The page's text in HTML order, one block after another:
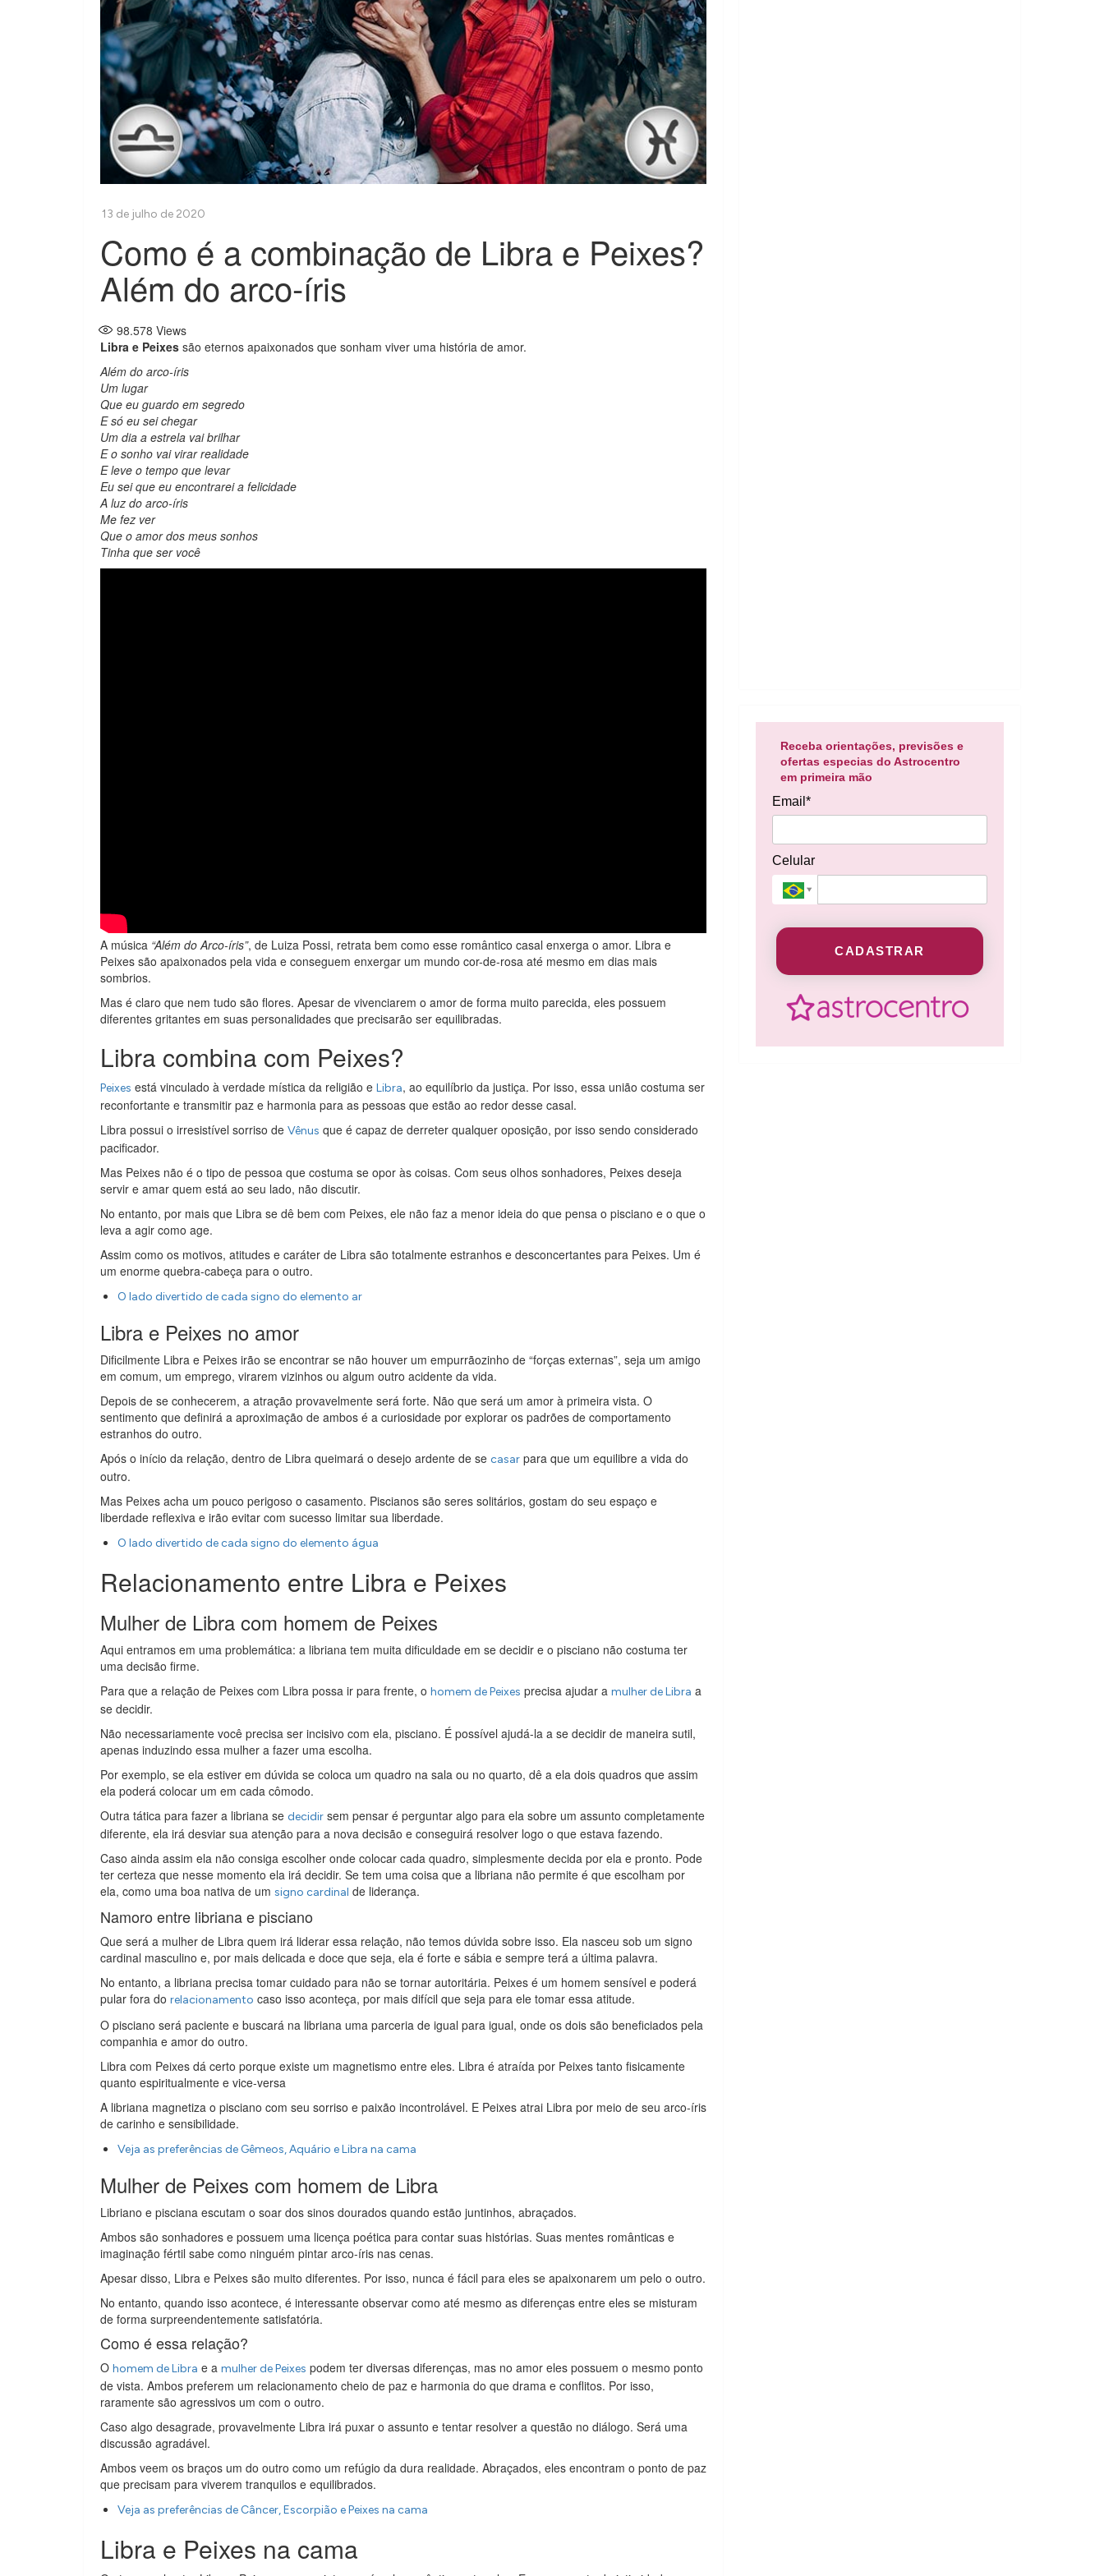
Como é a combinação de Libra e Peixes?
Além do arco-íris
98.578 Views
Libra e Peixes são eternos apaixonados que sonham viver uma história de amor.
Além do arco-íris
Um lugar
Que eu guardo em segredo
E só eu sei chegar
Um dia a estrela vai brilhar
E o sonho vai virar realidade
E leve o tempo que levar
Eu sei que eu encontrarei a felicidade
A luz do arco-íris
Me fez ver
Que o amor dos meus sonhos
Tinha que ser você
A música “Além do Arco-íris”, de Luiza Possi, retrata bem como esse romântico casal enxerga o amor. Libra e
Peixes são apaixonados pela vida e conseguem enxergar um mundo cor-de-rosa até mesmo em dias mais
sombrios.
Mas é claro que nem tudo são flores. Apesar de vivenciarem o amor de forma muito parecida, eles possuem
diferentes gritantes em suas personalidades que precisarão ser equilibradas.
Libra combina com Peixes?
Peixes está vinculado à verdade mística da religião e Libra, ao equilíbrio da justiça. Por isso, essa união costuma ser
reconfortante e transmitir paz e harmonia para as pessoas que estão ao redor desse casal.
Libra possui o irresistível sorriso de Vênus que é capaz de derreter qualquer oposição, por isso sendo considerado
pacificador.
Mas Peixes não é o tipo de pessoa que costuma se opor às coisas. Com seus olhos sonhadores, Peixes deseja
servir e amar quem está ao seu lado, não discutir.
No entanto, por mais que Libra se dê bem com Peixes, ele não faz a menor ideia do que pensa o pisciano e o que o
leva a agir como age.
Assim como os motivos, atitudes e caráter de Libra são totalmente estranhos e desconcertantes para Peixes. Um é
um enorme quebra-cabeça para o outro.
O lado divertido de cada signo do elemento ar
Libra e Peixes no amor
Dificilmente Libra e Peixes irão se encontrar se não houver um empurrãozinho de “forças externas”, seja um amigo
em comum, um emprego, virarem vizinhos ou algum outro acidente da vida.
Depois de se conhecerem, a atração provavelmente será forte. Não que será um amor à primeira vista. O
sentimento que definirá a aproximação de ambos é a curiosidade por explorar os padrões de comportamento
estranhos do outro.
Após o início da relação, dentro de Libra queimará o desejo ardente de se casar para que um equilibre a vida do
outro.
Mas Peixes acha um pouco perigoso o casamento. Piscianos são seres solitários, gostam do seu espaço e
liberdade reflexiva e irão evitar com sucesso limitar sua liberdade.
O lado divertido de cada signo do elemento água
Relacionamento entre Libra e Peixes
Mulher de Libra com homem de Peixes
Aqui entramos em uma problemática: a libriana tem muita dificuldade em se decidir e o pisciano não costuma ter
uma decisão firme.
Para que a relação de Peixes com Libra possa ir para frente, o homem de Peixes precisa ajudar a mulher de Libra a
se decidir.
Não necessariamente você precisa ser incisivo com ela, pisciano. É possível ajudá-la a se decidir de maneira sutil,
apenas induzindo essa mulher a fazer uma escolha.
Por exemplo, se ela estiver em dúvida se coloca um quadro na sala ou no quarto, dê a ela dois quadros que assim
ela poderá colocar um em cada cômodo.
Outra tática para fazer a libriana se decidir sem pensar é perguntar algo para ela sobre um assunto completamente
diferente, ela irá desviar sua atenção para a nova decisão e conseguirá resolver logo o que estava fazendo.
Caso ainda assim ela não consiga escolher onde colocar cada quadro, simplesmente decida por ela e pronto. Pode
ter certeza que nesse momento ela irá decidir. Se tem uma coisa que a libriana não permite é que escolham por
ela, como uma boa nativa de um signo cardinal de liderança.
Namoro entre libriana e pisciano
Que será a mulher de Libra quem irá liderar essa relação, não temos dúvida sobre isso. Ela nasceu sob um signo
cardinal masculino e, por mais delicada e doce que seja, ela é forte e sábia e sempre terá a última palavra.
No entanto, a libriana precisa tomar cuidado para não se tornar autoritária. Peixes é um homem sensível e poderá
pular fora do relacionamento caso isso aconteça, por mais difícil que seja para ele tomar essa atitude.
O pisciano será paciente e buscará na libriana uma parceria de igual para igual, onde os dois são beneficiados pela
companhia e amor do outro.
Libra com Peixes dá certo porque existe um magnetismo entre eles. Libra é atraída por Peixes tanto fisicamente
quanto espiritualmente e vice-versa
A libriana magnetiza o pisciano com seu sorriso e paixão incontrolável. E Peixes atrai Libra por meio de seu arco-íris
de carinho e sensibilidade.
Veja as preferências de Gêmeos, Aquário e Libra na cama
Mulher de Peixes com homem de Libra
Libriano e pisciana escutam o soar dos sinos dourados quando estão juntinhos, abraçados.
Ambos são sonhadores e possuem uma licença poética para contar suas histórias. Suas mentes românticas e
imaginação fértil sabe como ninguém pintar arco-íris nas cenas.
Apesar disso, Libra e Peixes são muito diferentes. Por isso, nunca é fácil para eles se apaixonarem um pelo o outro.
No entanto, quando isso acontece, é interessante observar como até mesmo as diferenças entre eles se misturam
de forma surpreendentemente satisfatória.
Como é essa relação?
O homem de Libra e a mulher de Peixes podem ter diversas diferenças, mas no amor eles possuem o mesmo ponto
de vista. Ambos preferem um relacionamento cheio de paz e harmonia do que drama e conflitos. Por isso,
raramente são agressivos um com o outro.
Caso algo desagrade, provavelmente Libra irá puxar o assunto e tentar resolver a questão no diálogo. Será uma
discussão agradável.
Ambos veem os braços um do outro como um refúgio da dura realidade. Abraçados, eles encontram o ponto de paz
que precisam para viverem tranquilos e equilibrados.
Veja as preferências de Câncer, Escorpião e Peixes na cama
Libra e Peixes na cama
Receba orientações, previsões e
ofertas especias do Astrocentro
em primeira mão
Email*
Celular
CADASTRAR